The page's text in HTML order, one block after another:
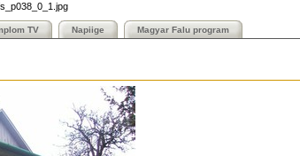
TV Napiige Magyar Falu program